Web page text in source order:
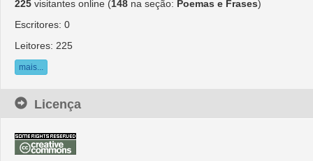
225 visitantes online (148 na seção: Poemas e Frases)
Escritores: 0
Leitores: 225
mais...
Licença